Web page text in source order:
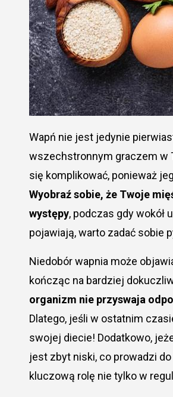
Wapń nie jest jedynie pierwiastkiem wspierającym Twoje kości i zęby, lecz także zaskakująco
wszechstronnym graczem w
się komplikować, ponieważ
Wyobraź sobie, że Twoje
występy, podczas gdy wokół
pojawiają, warto zadać sobie
Niedobór wapnia może
kończąc na bardziej
organizm nie przyswaja
Dlatego, jeśli w ostatnim
swojej diecie! Dodatkowo,
jest zbyt niski, co prowadzi
kluczową rolę nie tylko w